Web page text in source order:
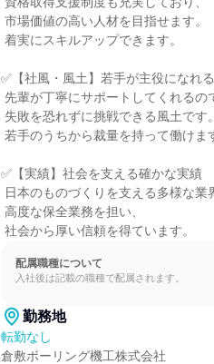
✅【社風・風土】若手が主役になれる
✅【実績】社会を支える確かな実績
社会から厚い信頼を得ています。
配属職種について
入社後は記載の職種で配属されます。
勤務地
転勤なし
倉敷ボーリング機工株式会社